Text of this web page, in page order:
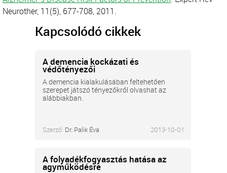
Neurother, 11(5), 677-708, 2011.
Kapcsolódó cikkek
A demencia kockázati és
védőtényezői
A demencia kialakulásában feltehetően
szerepet játszó tényezőkről olvashat az
alábbiakban.
Szerző: Dr. Palik Éva 2013-10-01
A folyadékfogyasztás hatása az
agyműködésre